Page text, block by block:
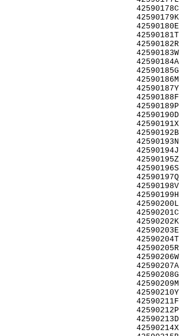
42590178C
42590179K
42590180E
42590181T
42590182R
42590183W
42590184A
42590185G
42590186M
42590187Y
42590188F
42590189P
42590190D
42590191X
42590192B
42590193N
42590194J
42590195Z
42590196S
42590197Q
42590198V
42590199H
42590200L
42590201C
42590202K
42590203E
42590204T
42590205R
42590206W
42590207A
42590208G
42590209M
42590210Y
42590211F
42590212P
42590213D
42590214X